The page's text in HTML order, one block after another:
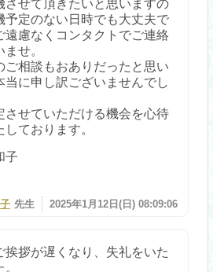
させて頂きたいと思いますの
予定のない日時でも大丈夫で
遠慮なくコンタクトでご連絡
ませ。
ご相談もおありだったと思い
当に申し訳ございませんでし
させていただける機会を心待
しております。
子
先生 2025年1月12日(日) 08:09:06
挨拶が遅くなり、失礼をいた